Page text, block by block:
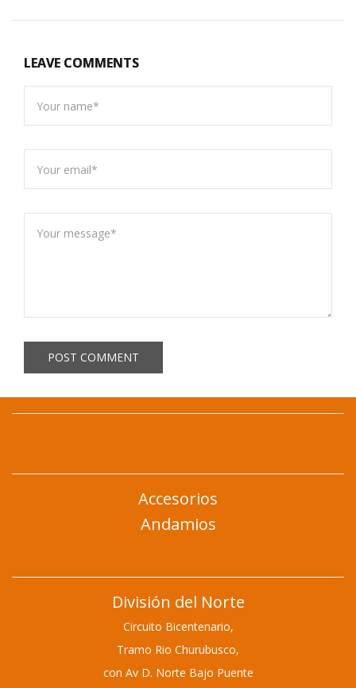
LEAVE COMMENTS
Accesorios
Andamios
División del Norte
Circuito Bicentenario,
Tramo Rio Churubusco,
con Av D. Norte Bajo Puente